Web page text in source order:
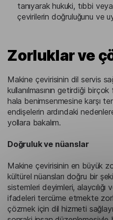
tanıyarak hukuki, tıbbi
çevirilerin doğruluğunu ve
Zorluklar ve
Makine çevirisinin dil servis
kullanılmasının getirdiği
hala benimsenmesine karşı
endişelerin ardındaki
yollara bakalım.
Doğruluk ve nüanslar
Makine çevirisinin en büyük
kültürel nüansları doğru bir
sistemleri deyimleri,
ifadeleri tercüme etmekte
çözmek için dil hizmeti